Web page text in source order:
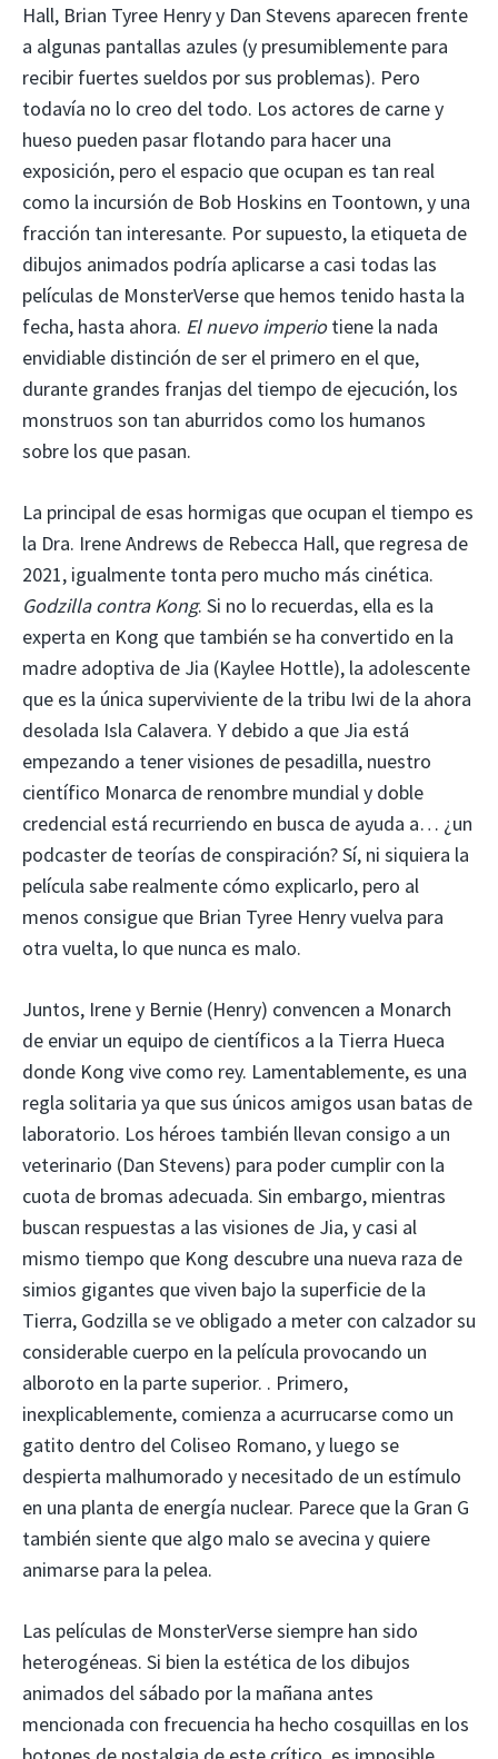
Hall, Brian Tyree Henry y Dan Stevens aparecen frente
a algunas pantallas azules (y presumiblemente para
recibir fuertes sueldos por sus problemas). Pero
todavía no lo creo del todo. Los actores de carne y
hueso pueden pasar flotando para hacer una
exposición, pero el espacio que ocupan es tan real
como la incursión de Bob Hoskins en Toontown, y una
fracción tan interesante. Por supuesto, la etiqueta de
dibujos animados podría aplicarse a casi todas las
películas de MonsterVerse que hemos tenido hasta la
fecha, hasta ahora. El nuevo imperiotiene la nada
envidiable distinción de ser el primero en el que,
durante grandes franjas del tiempo de ejecución, los
monstruos son tan aburridos como los humanos
sobre los que pasan.
La principal de esas hormigas que ocupan el tiempo es
la Dra. Irene Andrews de Rebecca Hall, que regresa de
2021, igualmente tonta pero mucho más cinética.
Godzilla contra Kong. Si no lo recuerdas, ella es la
experta en Kong que también se ha convertido en la
madre adoptiva de Jia (Kaylee Hottle), la adolescente
que es la única superviviente de la tribu Iwi de la ahora
desolada Isla Calavera. Y debido a que Jia está
empezando a tener visiones de pesadilla, nuestro
científico Monarca de renombre mundial y doble
credencial está recurriendo en busca de ayuda a… ¿un
podcaster de teorías de conspiración? Sí, ni siquiera la
película sabe realmente cómo explicarlo, pero al
menos consigue que Brian Tyree Henry vuelva para
otra vuelta, lo que nunca es malo.
Juntos, Irene y Bernie (Henry) convencen a Monarch
de enviar un equipo de científicos a la Tierra Hueca
donde Kong vive como rey. Lamentablemente, es una
regla solitaria ya que sus únicos amigos usan batas de
laboratorio. Los héroes también llevan consigo a un
veterinario (Dan Stevens) para poder cumplir con la
cuota de bromas adecuada. Sin embargo, mientras
buscan respuestas a las visiones de Jia, y casi al
mismo tiempo que Kong descubre una nueva raza de
simios gigantes que viven bajo la superficie de la
Tierra, Godzilla se ve obligado a meter con calzador su
considerable cuerpo en la película provocando un
alboroto en la parte superior. . Primero,
inexplicablemente, comienza a acurrucarse como un
gatito dentro del Coliseo Romano, y luego se
despierta malhumorado y necesitado de un estímulo
en una planta de energía nuclear. Parece que la Gran G
también siente que algo malo se avecina y quiere
animarse para la pelea.
Las películas de MonsterVerse siempre han sido
heterogéneas. Si bien la estética de los dibujos
animados del sábado por la mañana antes
mencionada con frecuencia ha hecho cosquillas en los